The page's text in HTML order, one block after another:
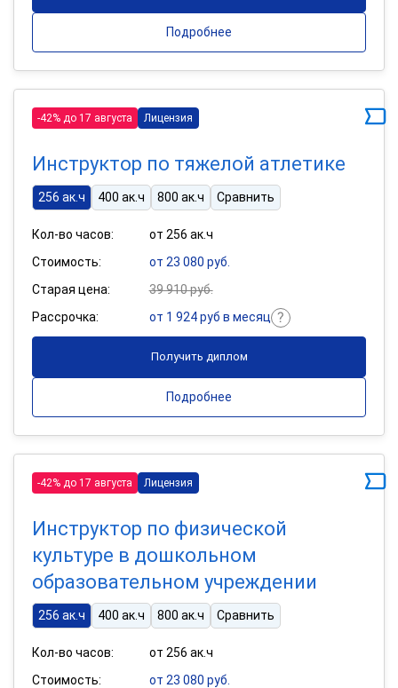
Подробнее
-42% до 17 августа Лицензия
Инструктор по тяжелой атлетике
256 ак.ч 400 ак.ч 800 ак.ч Сравнить
Кол-во часов:
от 256 ак.ч
Стоимость:
от 23 080 руб.
Старая цена:
39 910 руб.
Рассрочка:
от 1 924 руб в месяц
Получить диплом
Подробнее
-42% до 17 августа Лицензия
Инструктор по физической
культуре в дошкольном
образовательном учреждении
256 ак.ч 400 ак.ч 800 ак.ч Сравнить
Кол-во часов:
от 256 ак.ч
Стоимость:
от 23 080 руб.